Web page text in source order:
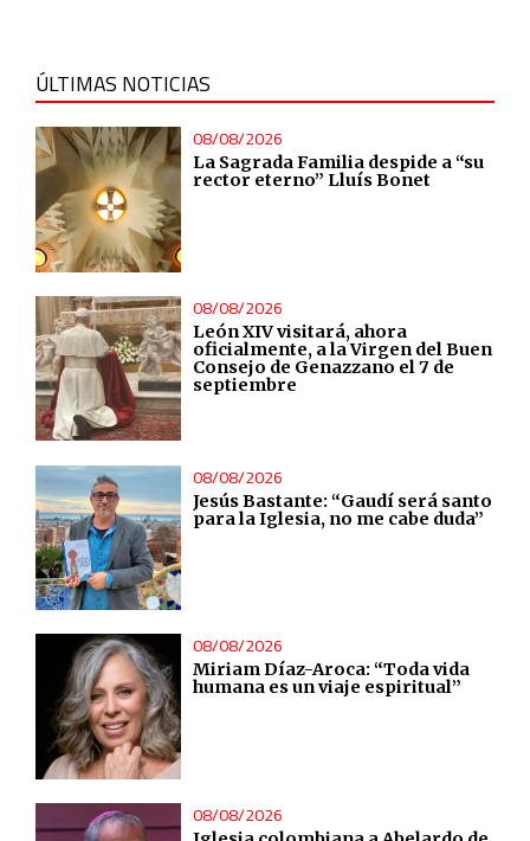
ÚLTIMAS NOTICIAS
08/08/2026
La Sagrada Familia despide a “su
rector eterno” Lluís Bonet
08/08/2026
León XIV visitará, ahora
oficialmente, a la Virgen del Buen
Consejo de Genazzano el 7 de
septiembre
08/08/2026
Jesús Bastante: “Gaudí será santo
para la Iglesia, no me cabe duda”
08/08/2026
Miriam Díaz-Aroca: “Toda vida
humana es un viaje espiritual”
08/08/2026